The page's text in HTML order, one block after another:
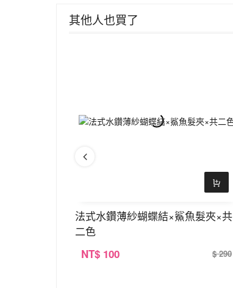
其他人也買了
法式水鑽薄紗蝴蝶結×鯊魚髮夾×共
二色
NT$ 100 $ 290